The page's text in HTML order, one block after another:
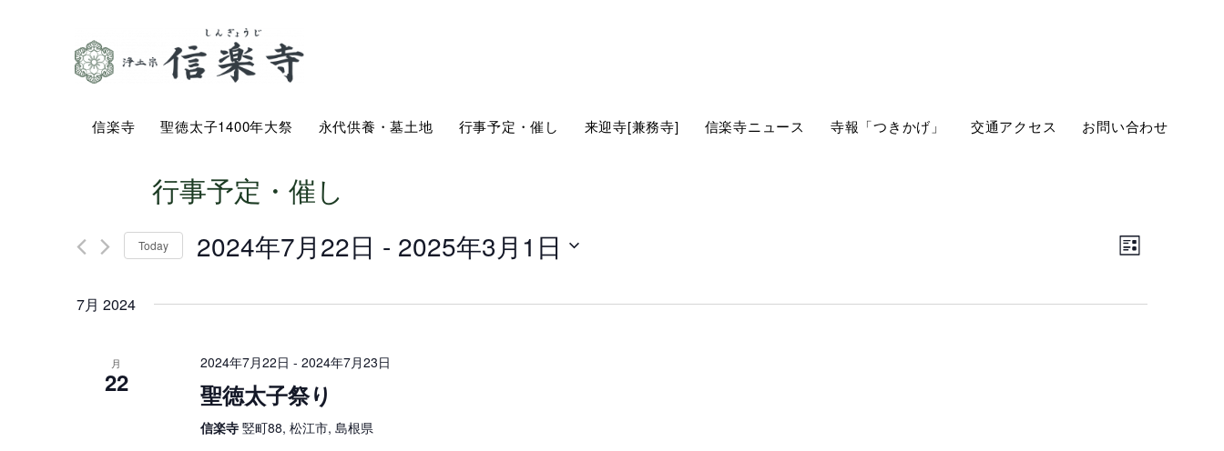
信楽寺 聖徳太子1400年大祭 永代供養・墓土地 行事予定・催し 来迎寺[兼務寺] 信楽寺ニュース 寺報「つきかげ」 交通アクセス お問い合わせ
行事予定・催し
Views
Event
Views
List
Today 2024年7月22日 - 2025年3月1日
7月 2024
月
22
2024年7月22日 - 2024年7月23日
聖徳太子祭り
信楽寺 竪町88, 松江市, 島根県